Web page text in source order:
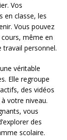
Vos
en classe, les
Vous pouvez
même en
travail personnel.
véritable
Elle regroupe
des vidéos
votre niveau.
vous
des
scolaire.